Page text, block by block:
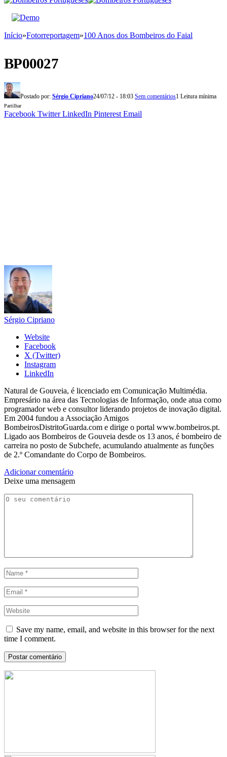
Início»Fotorreportagem»100 Anos dos Bombeiros do Faial
BP00027
Postado por: Sérgio Cipriano24/07/12 - 18:03 Sem comentários1 Leitura mínima
Partilhar
Facebook Twitter LinkedIn Pinterest Email
Sérgio Cipriano
Website
Facebook
X (Twitter)
Instagram
LinkedIn
Natural de Gouveia, é licenciado em Comunicação Multimédia.
Empresário na área das Tecnologias de Informação, onde atua como
programador web e consultor liderando projetos de inovação digital.
Em 2004 fundou a Associação Amigos
BombeirosDistritoGuarda.com e dirige o portal www.bombeiros.pt.
Ligado aos Bombeiros de Gouveia desde os 13 anos, é bombeiro de
carreira no posto de Subchefe, acumulando atualmente as funções
de 2.º Comandante do Corpo de Bombeiros.
Adicionar comentário
Deixe uma mensagem
Save my name, email, and website in this browser for the next
time I comment.